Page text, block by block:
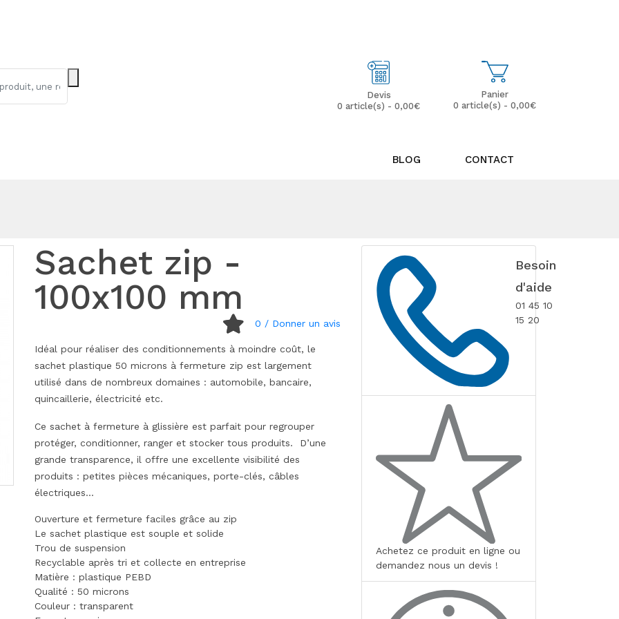
Panier
0 article(s) - 0,00€
Devis
0 article(s) - 0,00€
BLOG CONTACT
Sachet zip -
100x100 mm
0 / Donner un avis
Idéal pour réaliser des conditionnements à moindre coût, le
sachet plastique 50 microns à fermeture zip est largement
utilisé dans de nombreux domaines : automobile, bancaire,
quincaillerie, électricité etc.
Ce sachet à fermeture à glissière est parfait pour regrouper
protéger, conditionner, ranger et stocker tous produits. D’une
grande transparence, il offre une excellente visibilité des
produits : petites pièces mécaniques, porte-clés, câbles
électriques…
Ouverture et fermeture faciles grâce au zip
Le sachet plastique est souple et solide
Trou de suspension
Recyclable après tri et collecte en entreprise
Matière : plastique PEBD
Qualité : 50 microns
Couleur : transparent
Besoin
d'aide
01 45 10
15 20
Achetez ce produit en ligne ou
demandez nous un devis !